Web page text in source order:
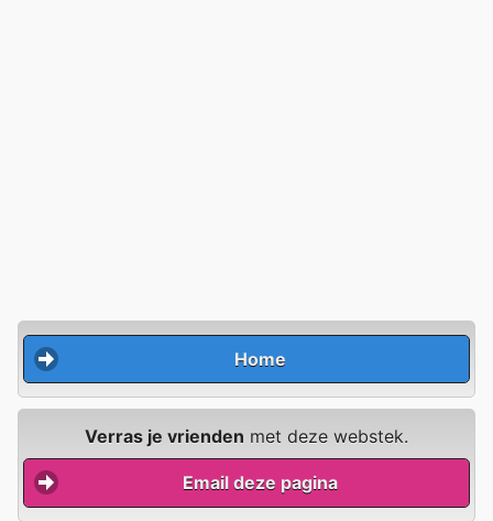
Home
Verras je vrienden met deze webstek.
Email deze pagina